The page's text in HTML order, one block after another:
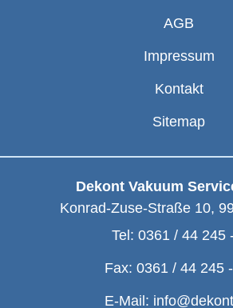
AGB
Impressum
Kontakt
Sitemap
Dekont Vakuum
Konrad-Zuse-Straße 10,
Tel: 0361 / 44 245
Fax: 0361 / 44 245
E-Mail: